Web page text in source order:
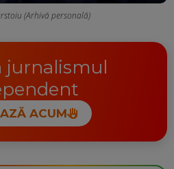
(Arhivă personală)
jurnalismul
ACUM